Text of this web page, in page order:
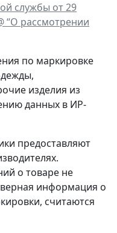
службы от 29
“О рассмотрении
по маркировке
изделия из
данных в ИР-
предоставляют
о товаре не
информация о
считаются